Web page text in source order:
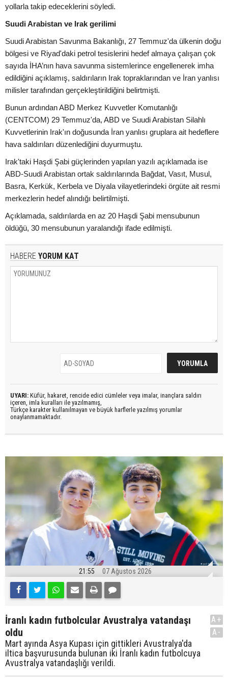
yollarla takip edeceklerini söyledi.
Suudi Arabistan ve Irak gerilimi
Suudi Arabistan Savunma Bakanlığı, 27 Temmuz'da ülkenin doğu
bölgesi ve Riyad'daki petrol tesislerini hedef almaya çalışan çok
sayıda İHA’nın hava savunma sistemlerince engellenerek imha
edildiğini açıklamış, saldırıların Irak topraklarından ve İran yanlısı
milisler tarafından gerçekleştirildiğini belirtmişti.
Bunun ardından ABD Merkez Kuvvetler Komutanlığı
(CENTCOM) 29 Temmuz'da, ABD ve Suudi Arabistan Silahlı
Kuvvetlerinin Irak'ın doğusunda İran yanlısı gruplara ait hedeflere
hava saldırıları düzenlediğini duyurmuştu.
Irak'taki Haşdi Şabi güçlerinden yapılan yazılı açıklamada ise
ABD-Suudi Arabistan ortak saldırılarında Bağdat, Vasıt, Musul,
Basra, Kerkük, Kerbela ve Diyala vilayetlerindeki örgüte ait resmi
merkezlerin hedef alındığı belirtilmişti.
Açıklamada, saldırılarda en az 20 Haşdi Şabi mensubunun
öldüğü, 30 mensubunun yaralandığı ifade edilmişti.
HABERE YORUM KAT
UYARI: Küfür, hakaret, rencide edici cümleler veya imalar, inançlara saldırı
içeren, imla kuralları ile yazılmamış,
Türkçe karakter kullanılmayan ve büyük harflerle yazılmış yorumlar
onaylanmamaktadır.
21:55 07 Ağustos 2026
İranlı kadın futbolcular Avustralya vatandaşı
oldu
Mart ayında Asya Kupası için gittikleri Avustralya'da
iltica başvurusunda bulunan iki İranlı kadın futbolcuya
Avustralya vatandaşlığı verildi.
A+
A-